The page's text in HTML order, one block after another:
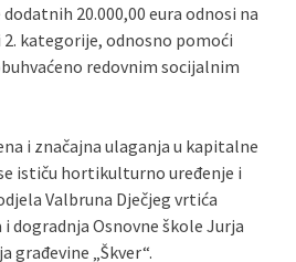
20.000,00 eura odnosi na
kategorije, odnosno pomoći
redovnim socijalnim
i značajna ulaganja u kapitalne
ističu hortikulturno uređenje i
Valbruna Dječjeg vrtića
i dogradnja Osnovne škole Jurja
građevine „Škver“.